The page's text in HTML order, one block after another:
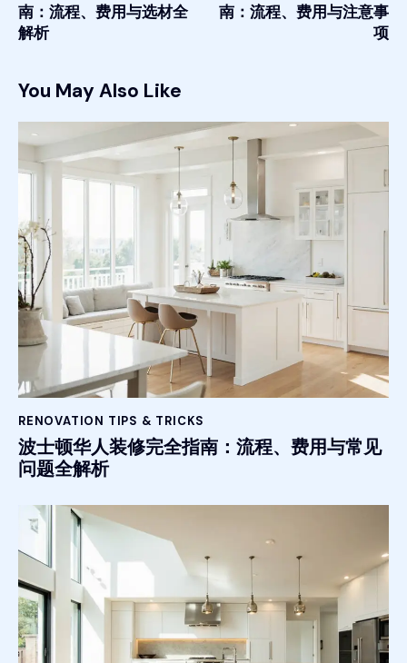
南：流程、费用与选材全
解析
南：流程、费用与注意事
项
You May Also Like
RENOVATION TIPS & TRICKS
波士顿华人装修完全指南：流程、费用与常见
问题全解析